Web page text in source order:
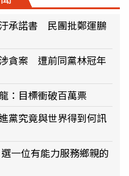
承諾書 民團批鄭運鵬
貪案 遭前同黨林冠年
：目標衝破百萬票
黨究竟與世界得到何訊
一位有能力服務鄉親的